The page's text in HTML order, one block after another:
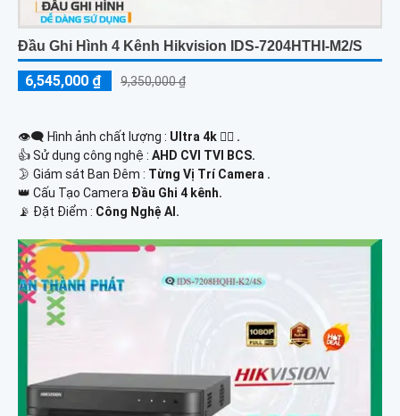
Đầu Ghi Hình 4 Kênh Hikvision IDS-7204HTHI-M2/S
6,545,000 ₫ 9,350,000 ₫
👁️‍🗨 Hình ảnh chất lượng : Ultra 4k 👍🏾 .
👍 Sử dụng công nghệ : AHD CVI TVI BCS.
🌛 Giám sát Ban Đêm : Từng Vị Trí Camera .
👑 Cấu Tạo Camera Đầu Ghi 4 kênh.
️📡 Đặt Điểm : Công Nghệ AI.